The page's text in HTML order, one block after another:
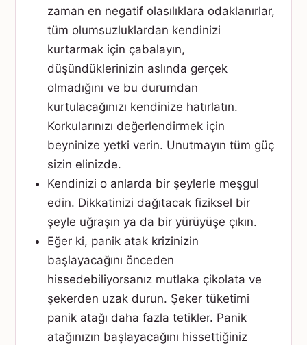
zaman en negatif olasılıklara odaklanırlar,
tüm olumsuzluklardan kendinizi
kurtarmak için çabalayın,
düşündüklerinizin aslında gerçek
olmadığını ve bu durumdan
kurtulacağınızı kendinize hatırlatın.
Korkularınızı değerlendirmek için
beyninize yetki verin. Unutmayın tüm güç
sizin elinizde.
Kendinizi o anlarda bir şeylerle meşgul
edin. Dikkatinizi dağıtacak fiziksel bir
şeyle uğraşın ya da bir yürüyüşe çıkın.
Eğer ki, panik atak krizinizin
başlayacağını önceden
hissedebiliyorsanız mutlaka çikolata ve
şekerden uzak durun. Şeker tüketimi
panik atağı daha fazla tetikler. Panik
atağınızın başlayacağını hissettiğiniz